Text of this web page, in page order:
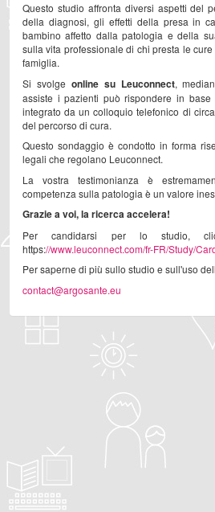
Questo studio affronta diversi aspetti del
della diagnosi, gli effetti della presa in
bambino affetto dalla patologia e della
sulla vita professionale di chi presta le
famiglia.
Si svolge online su Leuconnect,
assiste i pazienti può rispondere in
integrato da un colloquio telefonico di
del percorso di cura.
Questo sondaggio è condotto in forma
legali che regolano Leuconnect.
La vostra testimonianza è
competenza sulla patologia è un valore
Grazie a voi, la ricerca accelera!
Per candidarsi per lo studio,
https://www.leuconnect.com/fr-FR/Study/
Per saperne di più sullo studio e sull'uso
contact@argosante.eu